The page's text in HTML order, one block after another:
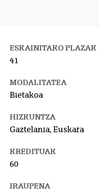
ESKAINITAKO PLAZAK
41
MODALITATEA
Bietakoa
HIZKUNTZA
Gaztelania, Euskara
KREDITUAK
60
IRAUPENA